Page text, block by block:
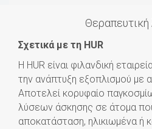
Σχετικά με τη HUR
Η HUR είναι φιλανδική
την ανάπτυξη εξοπλισμού με
Αποτελεί κορυφαίο
λύσεων άσκησης σε άτομα
αποκατάσταση, ηλικιωμένα ή